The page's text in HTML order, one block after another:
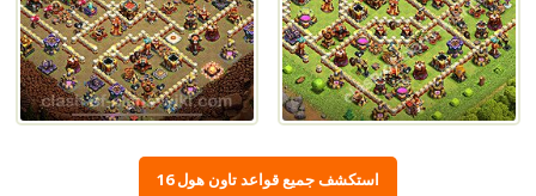
استكشف جميع قواعد تاون هول 16